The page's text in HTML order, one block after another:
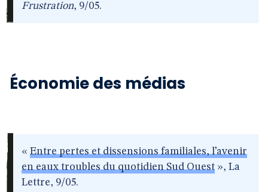
Frustration, 9/05.
Économie des médias
« Entre pertes et dissensions familiales, l’avenir
en eaux troubles du quotidien Sud Ouest », La
Lettre, 9/05.